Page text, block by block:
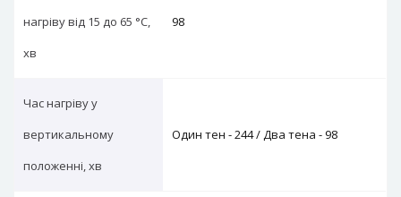
нагріву від 15 до 65 °С,
хв
98
Час нагріву у
вертикальному
положенні, хв
Один тен - 244 / Два тена - 98